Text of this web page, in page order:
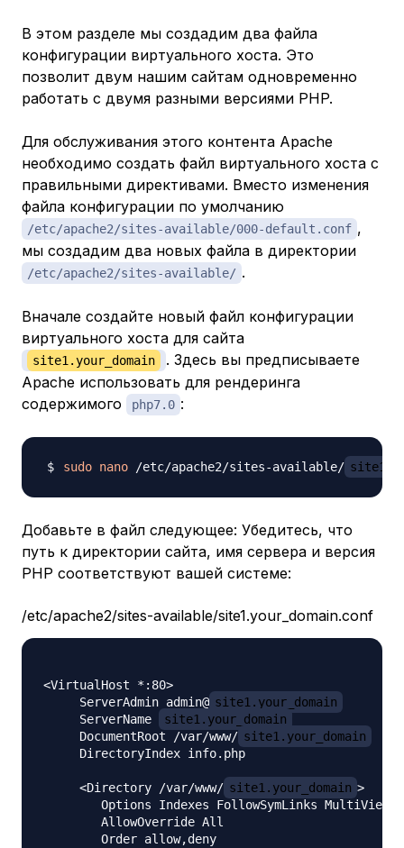
В этом разделе мы создадим два файла
конфигурации виртуального хоста. Это
позволит двум нашим сайтам одновременно
работать с двумя разными версиями PHP.
Для обслуживания этого контента Apache
необходимо создать файл виртуального хоста с
правильными директивами. Вместо изменения
файла конфигурации по умолчанию
/etc/apache2/sites-available/000-default.conf ,
мы создадим два новых файла в директории
/etc/apache2/sites-available/ .
Вначале создайте новый файл конфигурации
виртуального хоста для сайта
site1.your_domain
. Здесь вы предписываете
Apache использовать для рендеринга
содержимого
php7.0 :
sudo nano /etc/apache2/sites-available/
Добавьте в файл следующее: Убедитесь, что
путь к директории сайта, имя сервера и версия
PHP соответствуют вашей системе:
/etc/apache2/sites-available/site1.your_domain.conf
<VirtualHost *:80>
     ServerAdmin admin@
site1.your_domain
     ServerName
site1.your_domain
     DocumentRoot /var/www/
site1.your_domain
     DirectoryIndex info.php
     <Directory /var/www/
site1.your_domain >
        Options Indexes FollowSymLinks MultiViews
        AllowOverride All
        Order allow,deny